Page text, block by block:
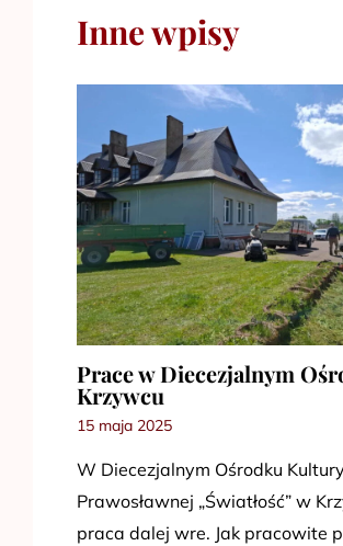
Inne wpisy
Prace w Diecezjalnym
Krzywcu
15 maja 2025
W Diecezjalnym Ośrodku
Prawosławnej „Światłość” w
praca dalej wre. Jak pracowite